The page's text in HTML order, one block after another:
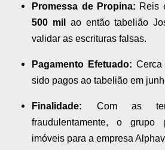
Promessa de Propina: Reis
500 mil
ao então tabelião
validar as escrituras falsas.
Pagamento Efetuado:
sido pagos ao tabelião em
Finalidade: Com as
fraudulentamente, o grupo
imóveis para a empresa